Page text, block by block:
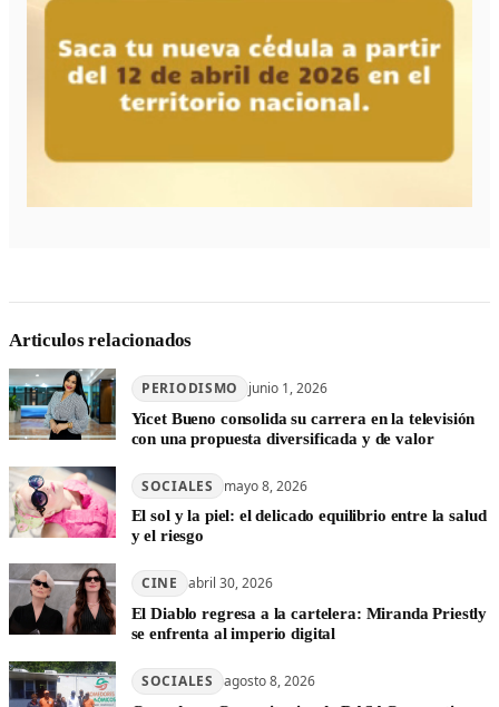
Articulos relacionados
PERIODISMO junio 1, 2026
Yicet Bueno consolida su carrera en la televisión
con una propuesta diversificada y de valor
SOCIALES mayo 8, 2026
El sol y la piel: el delicado equilibrio entre la salud
y el riesgo
CINE abril 30, 2026
El Diablo regresa a la cartelera: Miranda Priestly
se enfrenta al imperio digital
SOCIALES agosto 8, 2026